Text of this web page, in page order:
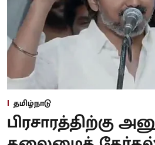
தமிழ்நாடு
பிரசாரத்திற்கு